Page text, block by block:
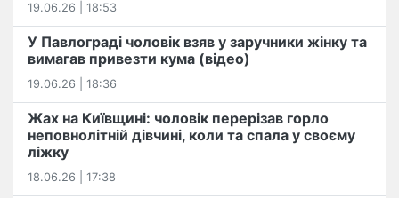
19.06.26 | 18:53
У Павлограді чоловік взяв у заручники жінку та
вимагав привезти кума (відео)
19.06.26 | 18:36
Жах на Київщині: чоловік перерізав горло
неповнолітній дівчині, коли та спала у своєму
ліжку
18.06.26 | 17:38